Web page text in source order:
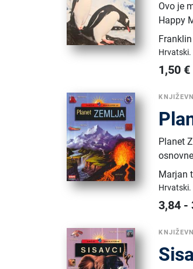
Ovo je
Happy
Hrvatski.
1,50 €
Planet
Marjan
Hrvatski.
3,84 -